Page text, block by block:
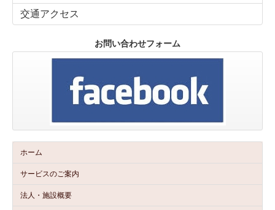
交通アクセス
お問い合わせフォーム
ホーム
サービスのご案内
法人・施設概要